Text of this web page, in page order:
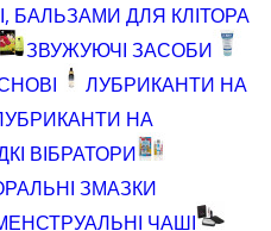
БАЛЬЗАМИ ДЛЯ КЛІТОРА
ЗВУЖУЮЧІ ЗАСОБИ
ЛУБРИКАНТИ НА
НА
ВІБРАТОРИ
ЗМАЗКИ
ЧАШІ